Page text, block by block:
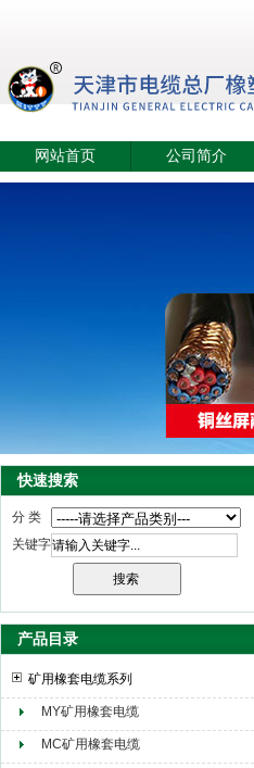
天津市电缆总厂橡塑电缆厂（天缆小猫集团）
网站首页 公司简介
快速搜索
分 类
关键字
产品目录
矿用橡套电缆系列
MY矿用橡套电缆
MC矿用橡套电缆